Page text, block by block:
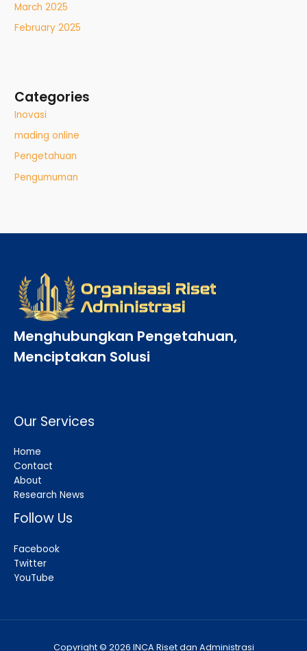
March 2025
February 2025
Categories
Inovasi
mading online
Pengetahuan
Pengumuman
Menghubungkan Pengetahuan,
Menciptakan Solusi
Our Services
Home
Contact
About
Research News
Follow Us
Facebook
Twitter
YouTube
Copyright © 2026 INCA Riset dan Administrasi